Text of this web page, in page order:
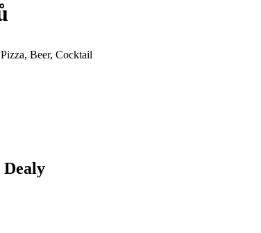
Pizza, Beer, Cocktail